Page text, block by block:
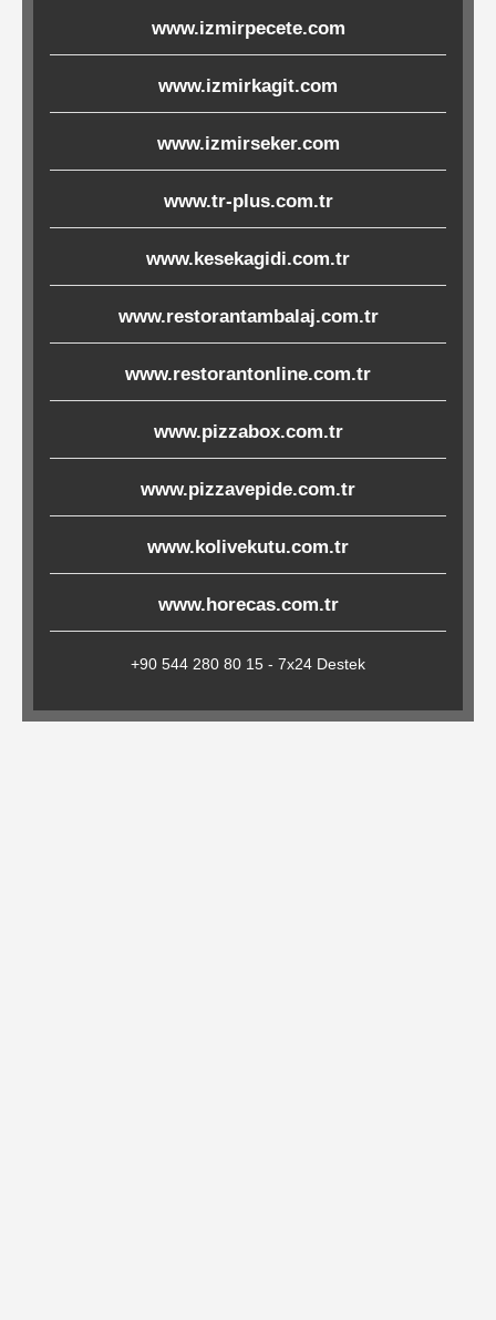
Porselen-
Seramik
Cam
Buklet
Ürünler
Poşetler
Torbaları
Tepsi
Altlıkları
Amerikan
Servisler
&
Kağıt
www.izmirpecete.com
www.izmirkagit.com
www.izmirseker.com
www.tr-plus.com.tr
www.kesekagidi.com.tr
www.restorantambalaj.com.tr
www.restorantonline.com.tr
www.pizzabox.com.tr
www.pizzavepide.com.tr
www.kolivekutu.com.tr
www.horecas.com.tr
+90 544 280 80 15 - 7x24 Destek